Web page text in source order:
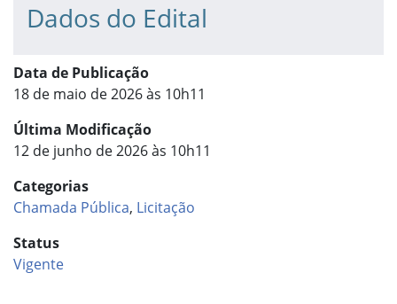
Dados do Edital
Data de Publicação
18 de maio de 2026 às 10h11
Última Modificação
12 de junho de 2026 às 10h11
Categorias
Chamada Pública, Licitação
Status
Vigente